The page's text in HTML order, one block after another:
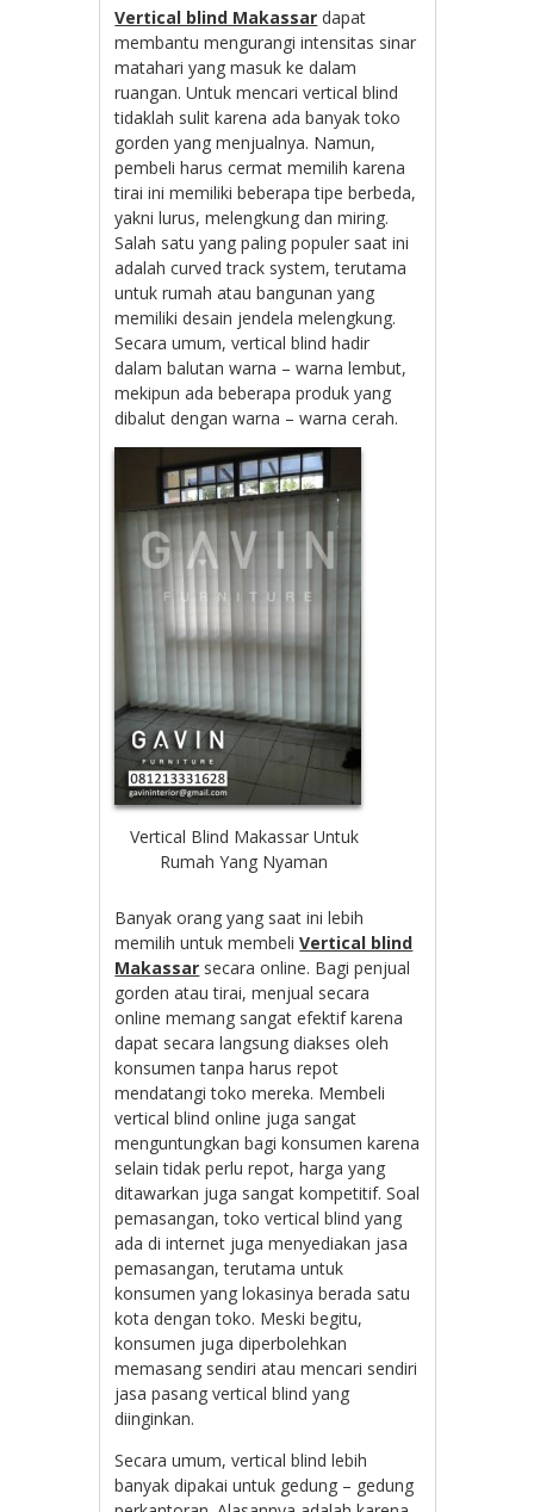
Vertical blind Makassar dapat
membantu mengurangi intensitas sinar
matahari yang masuk ke dalam
ruangan. Untuk mencari vertical blind
tidaklah sulit karena ada banyak toko
gorden yang menjualnya. Namun,
pembeli harus cermat memilih karena
tirai ini memiliki beberapa tipe berbeda,
yakni lurus, melengkung dan miring.
Salah satu yang paling populer saat ini
adalah curved track system, terutama
untuk rumah atau bangunan yang
memiliki desain jendela melengkung.
Secara umum, vertical blind hadir
dalam balutan warna – warna lembut,
mekipun ada beberapa produk yang
dibalut dengan warna – warna cerah.
Vertical Blind Makassar Untuk
Rumah Yang Nyaman
Banyak orang yang saat ini lebih
memilih untuk membeliVertical blind
Makassar secara online. Bagi penjual
gorden atau tirai, menjual secara
online memang sangat efektif karena
dapat secara langsung diakses oleh
konsumen tanpa harus repot
mendatangi toko mereka. Membeli
vertical blind online juga sangat
menguntungkan bagi konsumen karena
selain tidak perlu repot, harga yang
ditawarkan juga sangat kompetitif. Soal
pemasangan, toko vertical blind yang
ada di internet juga menyediakan jasa
pemasangan, terutama untuk
konsumen yang lokasinya berada satu
kota dengan toko. Meski begitu,
konsumen juga diperbolehkan
memasang sendiri atau mencari sendiri
jasa pasang vertical blind yang
diinginkan.
Secara umum, vertical blind lebih
banyak dipakai untuk gedung – gedung